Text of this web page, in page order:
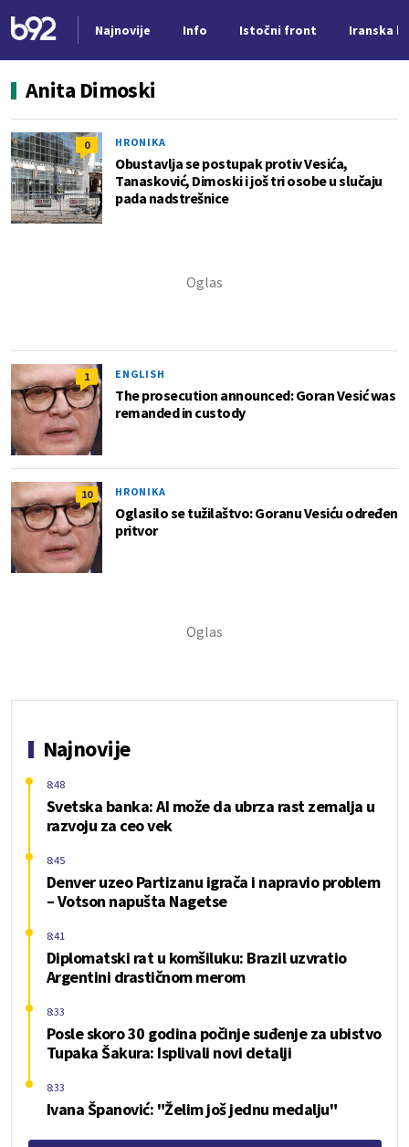
Najnovije Info Istočni front Iranska
Anita Dimoski
0 HRONIKA
Obustavlja se postupak protiv Vesića,
Tanasković, Dimoski i još tri osobe u slučaju
pada nadstrešnice
1 ENGLISH
The prosecution announced: Goran Vesić was
remanded in custody
10 HRONIKA
Oglasilo se tužilaštvo: Goranu Vesiću određen
pritvor
Najnovije
Svetska banka: AI može da ubrza rast zemalja u
razvoju za ceo vek
8:48
Denver uzeo Partizanu igrača i napravio problem
– Votson napušta Nagetse
8:45
Diplomatski rat u komšiluku: Brazil uzvratio
Argentini drastičnom merom
8:41
Posle skoro 30 godina počinje suđenje za ubistvo
Tupaka Šakura: Isplivali novi detalji
8:33
Ivana Španović: "Želim još jednu medalju"
8:33